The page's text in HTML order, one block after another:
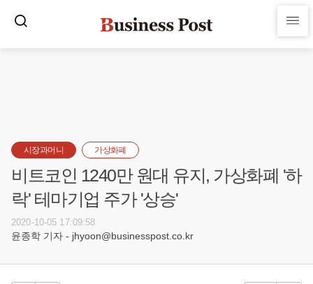
시장과머니 가상화폐
비트코인 1240만 원대 유지, 가상화폐 '하
락' 테마기업 주가 '상승'
2020-10-05 17:09:58
윤종학 기자 - jhyoon@businesspost.co.kr